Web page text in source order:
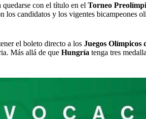
con el título en el Torneo
los candidatos y los vigentes bicampeones
el boleto directo a los Juegos Olímpicos
Más allá de que Hungría tenga tres